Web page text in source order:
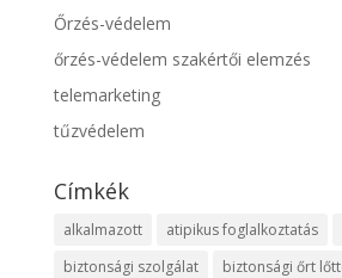
Őrzés-védelem
őrzés-védelem szakértői elemzés
telemarketing
tűzvédelem
Címkék
alkalmazott atipikus foglalkoztatás
biztonsági szolgálat
biztonsági őrt